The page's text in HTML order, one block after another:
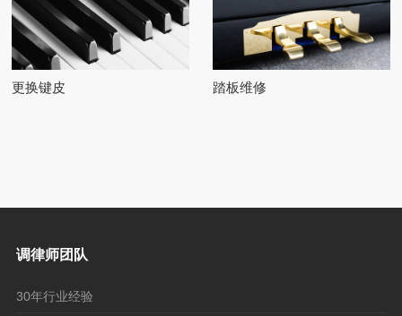
更换键皮 踏板维修
调律师团队
30年行业经验